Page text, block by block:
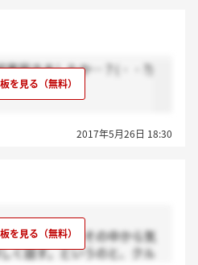
果届きましたか…？(・・?)
2017年5月26日 18:30
を3つあげて、その中から気
く話す。というのと、クル